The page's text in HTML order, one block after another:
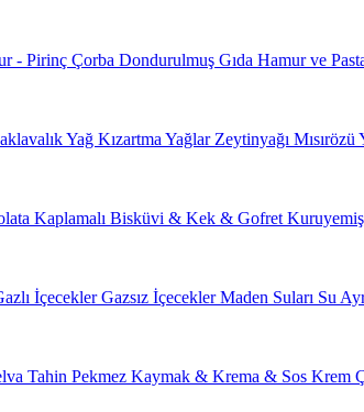
- Pirinç Çorba Dondurulmuş Gıda Hamur ve
Yağ Kızartma Yağlar Zeytinyağı Mısırözü
Kaplamalı Bisküvi & Kek & Gofret
İçeceklerGazsız İçeceklerMaden Suları Su
Tahin Pekmez Kaymak & Krema & Sos Krem